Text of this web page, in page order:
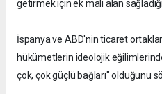
getirmek için ek mali alan
İspanya ve ABD'nin ticaret
hükümetlerin ideolojik
çok, çok güçlü bağları" olduğunu